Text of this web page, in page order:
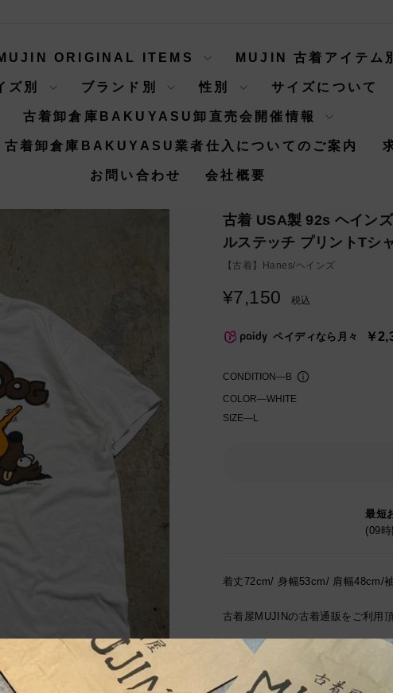
ORIGINAL ITEMS MUJIN 古着アイテム
ズ別 ブランド別 性別 サイズについて
古着卸倉庫BAKUYASU卸直売会開催情報
古着卸倉庫BAKUYASU業者仕入についてのご案内
お問い合わせ 会社概要
古着 USA製 92s ヘイン
ルステッチ プリントTシ
【古着】 Hanes/ヘインズ
通
価
¥7,150 税込
ペイディなら月々 ￥
CONDITION—B
COLOR—WHITE
SIZE—L
最短
(09
着丈72cm/ 身幅53cm/ 肩幅48cm/
古着屋 MUJINの古着通販をご利用
サイズは当社独自基準による参考
状態の把握ができる画像を掲載し